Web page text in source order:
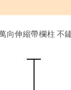
向伸縮帶欄柱 不